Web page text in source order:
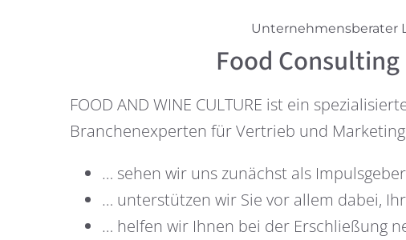
Unternehmensberater
Food
FOOD AND WINE CULTURE ist ein
Branchenexperten für Vertrieb und
… sehen wir uns zunächst als
… unterstützen wir Sie vor allem dabei,
… helfen wir Ihnen bei der Erschließung